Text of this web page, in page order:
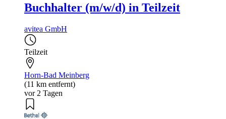
Buchhalter (m/w/d) in Teilzeit
avitea GmbH
Teilzeit
Horn-Bad Meinberg
(11 km entfernt)
vor 2 Tagen